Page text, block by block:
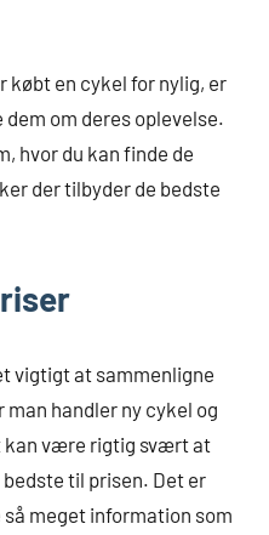
købt en cykel for nylig, er
dem om deres oplevelse.
hvor du kan finde de
der tilbyder de bedste
vigtigt at sammenligne
handler ny cykel og
kan være rigtig svært at
til prisen. Det er
meget information som